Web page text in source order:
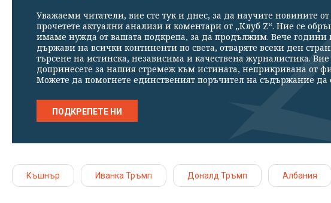
Уважаеми читатели, вие сте тук и днес, за да научите новините
прочетете актуални анализи и коментари от „Клуб Z“. Ние се
имаме нужда от вашата подкрепа, за да продължим. Вече години
държави на всички континенти по света, отваряте всеки ден
търсене на истинска, независима и качествена журналистика.
допринесете за нашия стремеж към истината, неприкривана от
Можете да помогнете единственият поръчител на съдържание да
ПОДКРЕПЕТЕ НИ
Къшнър Иванка Тръмп Доналд Тръмп Албания